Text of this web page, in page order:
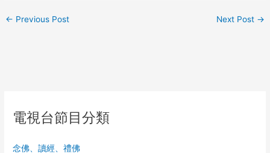
← Previous Post Next Post →
電視台節目分類
念佛、讀經、禮佛